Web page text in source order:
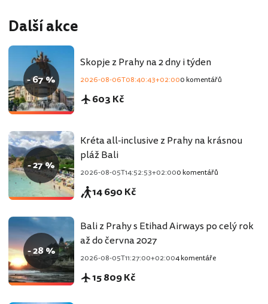
Další akce
- 67 %
Skopje z Prahy na 2 dny i týden
2026-08-06T08:40:43+02:000 komentářů
603 Kč
- 27 %
Kréta all-inclusive z Prahy na krásnou
pláž Bali
2026-08-05T14:52:53+02:000 komentářů
14 690 Kč
- 28 %
Bali z Prahy s Etihad Airways po celý rok
až do června 2027
2026-08-05T11:27:00+02:004 komentáře
15 809 Kč